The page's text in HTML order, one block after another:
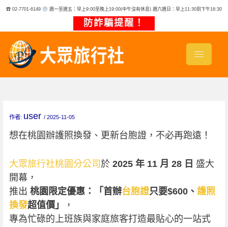
☎ 02-7701-6149 週一至週五：早上9:00至晚上19:00(中午沒有休息) 週六週日：早上11:30到下午16:30
防詐騙提醒！
作者: user / 2025-11-05
想在桃園辦護照換發、更新台胞證，不必再跑遠！
大眾旅行社桃園分公司 於 2025 年 11 月 28 日 盛大
開幕，
推出 桃園限定優惠：「首辦台胞證只要$600、 護照
換發超值價」
，
專為忙碌的上班族與家庭旅客打造最貼心的一站式